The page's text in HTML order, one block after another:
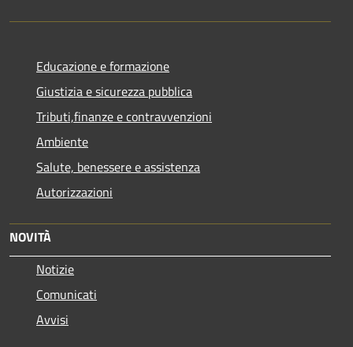
Educazione e formazione
Giustizia e sicurezza pubblica
Tributi,finanze e contravvenzioni
Ambiente
Salute, benessere e assistenza
Autorizzazioni
NOVITÀ
Notizie
Comunicati
Avvisi